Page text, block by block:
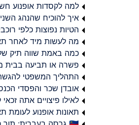
למה לקסדות אופנוע
איך להוכיח שהנהג
הטיות נפוצות כלפי
מה לעשות מיד לאחר
כמה באמת שווה תיק
פשרה או תביעה בבית
התהליך המשפטי
אובדן שכר והפסדי
לאילו פיצויים אתה
תאונות אופנוע לעומת